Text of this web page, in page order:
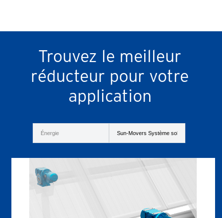
Trouvez le meilleur
réducteur pour votre
application